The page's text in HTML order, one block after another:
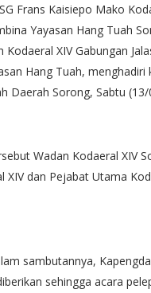
Frans Kaisiepo Mako
Yayasan Hang Tuah
XIV Gabungan
Hang Tuah,
Daerah Sorong, Sabtu
Wadan Kodaeral XIV
XIV dan Pejabat Utama
sambutannya,
sehingga acara